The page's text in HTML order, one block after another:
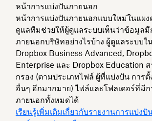
หน้าการแบ่งปันภายนอก
หน้าการแบ่งปันภายนอกแบบใหม่ในแผ
ดูแลทีมช่วยให้ผู้ดูแลระบบเห็นว่าข้อมูล
ภายนอกบริษัทอย่างไรบ้าง ผู้ดูแลระบบใ
Dropbox Business Advanced,
Enterprise และ Dropbox Education
กรอง (ตามประเภทไฟล์ ผู้ที่แบ่งปัน การตั้
อื่นๆ อีกมากมาย) ไฟล์และโฟลเดอร์ที่มี
ภายนอกทั้งหมดได้
เรียนรู้เพิ่มเติมเกี่ยวกับรายงานการแบ่ง